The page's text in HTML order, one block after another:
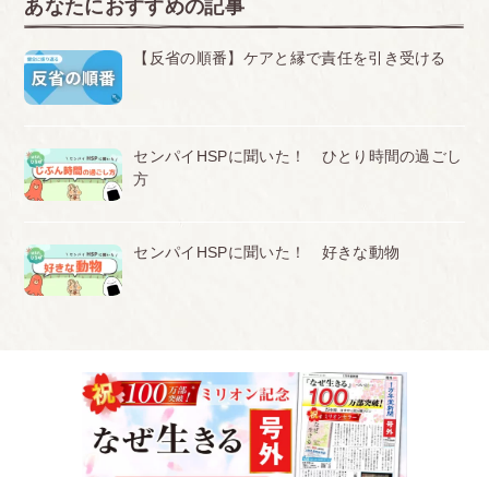
あなたにおすすめの記事
【反省の順番】ケアと縁で責任を引き受ける
センパイHSPに聞いた！ ひとり時間の過ごし
方
センパイHSPに聞いた！ 好きな動物